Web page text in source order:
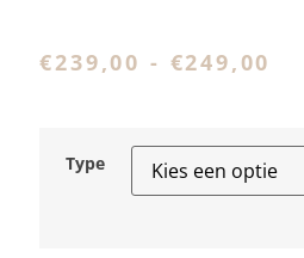
€239,00 - €249,00
Type